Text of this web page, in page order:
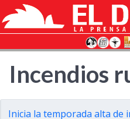
Incendios
Inicia la temporada alta de